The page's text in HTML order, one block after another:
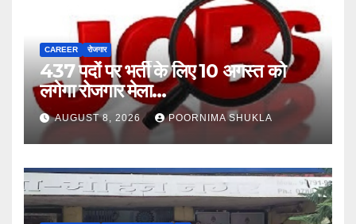
CAREER रोजगार
437 पदों पर भर्ती के लिए 10 अगस्त को
लगेगा रोजगार मेला…
AUGUST 8, 2026 POORNIMA SHUKLA